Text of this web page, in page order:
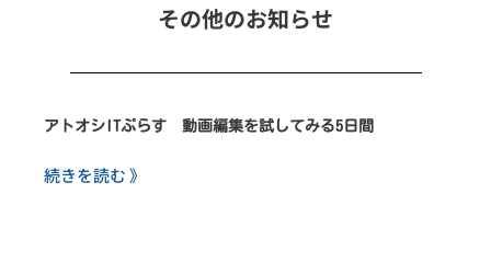
その他のお知らせ
アトオシITぷらす 動画編集を試してみる5日間
続きを読む 》